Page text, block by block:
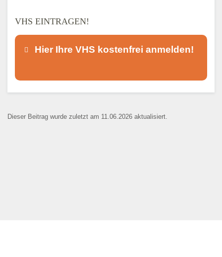
VHS EINTRAGEN!
Hier Ihre VHS kostenfrei anmelden!
Kontaktaufnahme und ist nicht
Dieser Beitrag wurde zuletzt am 11.06.2026 aktualisiert.